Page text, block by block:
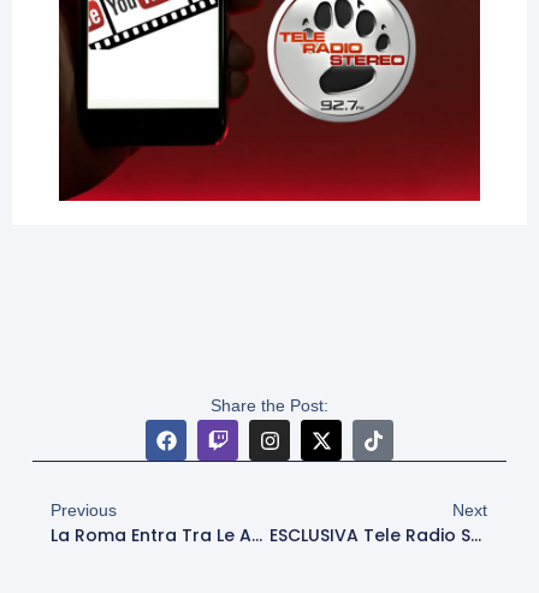
Share the Post:
Previous
La Roma Entra Tra Le Adidas Elite Teams: Cosa Significa E Cosa Cambia
Next
ESCLUSIVA Tele Radio Stereo – Annese (CT Afghanistan): “Ho Smesso A Causa Degli Infortuni, Ma Ora Alleno E Giro Il Mondo”